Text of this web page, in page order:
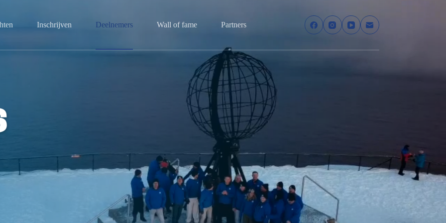
Inschrijven Deelnemers Wall of fame Partners